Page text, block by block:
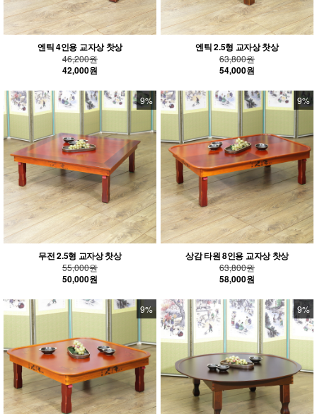
엔틱 4인용 교자상 찻상
46,200원
42,000원
엔틱 2.5형 교자상 찻상
63,800원
54,000원
9%
무전 2.5형 교자상 찻상
55,000원
50,000원
9%
상감 타원 8인용 교자상 찻상
63,800원
58,000원
9% 9%